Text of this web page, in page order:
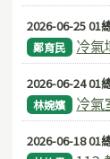
2026-06-25 01
鄭育民 冷氣
2026-06-24 01
林婉嬪 冷氣
2026-06-18 01